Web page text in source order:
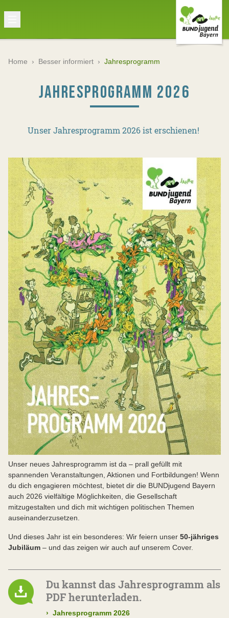
Home › Besser informiert › Jahresprogramm
JAHRESPROGRAMM 2026
Unser Jahresprogramm 2026 ist erschienen!
Unser neues Jahresprogramm ist da – prall gefüllt mit
spannenden Veranstaltungen, Aktionen und Fortbildungen! Wenn
du dich engagieren möchtest, bietet dir die BUNDjugend Bayern
auch 2026 vielfältige Möglichkeiten, die Gesellschaft
mitzugestalten und dich mit wichtigen politischen Themen
auseinanderzusetzen.
Und dieses Jahr ist ein besonderes: Wir feiern unser 50-jähriges
Jubiläum – und das zeigen wir auch auf unserem Cover.
Du kannst das Jahresprogramm als
PDF herunterladen.
› Jahresprogramm 2026